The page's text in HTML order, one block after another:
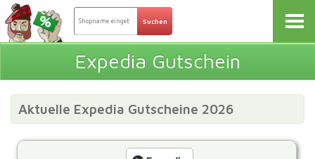
Expedia Gutschein
Aktuelle Expedia Gutscheine 2026